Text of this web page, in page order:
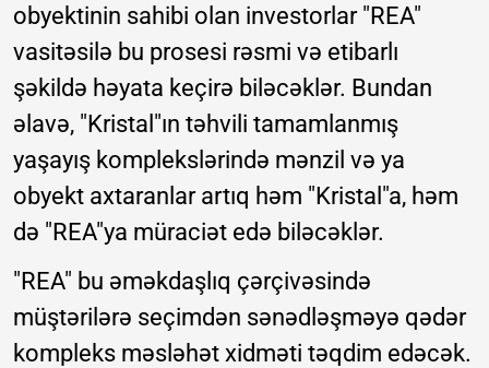
obyektinin sahibi olan investorlar "REA"
vasitəsilə bu prosesi rəsmi və etibarlı
şəkildə həyata keçirə biləcəklər. Bundan
əlavə, "Kristal"ın təhvili tamamlanmış
yaşayış komplekslərində mənzil və ya
obyekt axtaranlar artıq həm "Kristal"a, həm
də "REA"ya müraciət edə biləcəklər.
"REA" bu əməkdaşlıq çərçivəsində
müştərilərə seçimdən sənədləşməyə qədər
kompleks məsləhət xidməti təqdim edəcək.